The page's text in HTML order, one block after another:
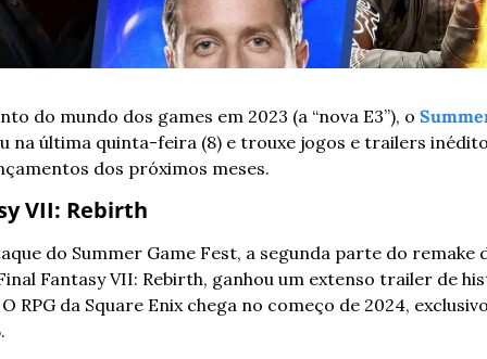
do mundo dos games em 2023 (a “nova E3”), o
na última quinta-feira (8) e trouxe jogos e trailers
dos próximos meses.
VII: Rebirth
do Summer Game Fest, a segunda parte do remake
Fantasy VII: Rebirth, ganhou um extenso trailer de
RPG da Square Enix chega no começo de 2024,